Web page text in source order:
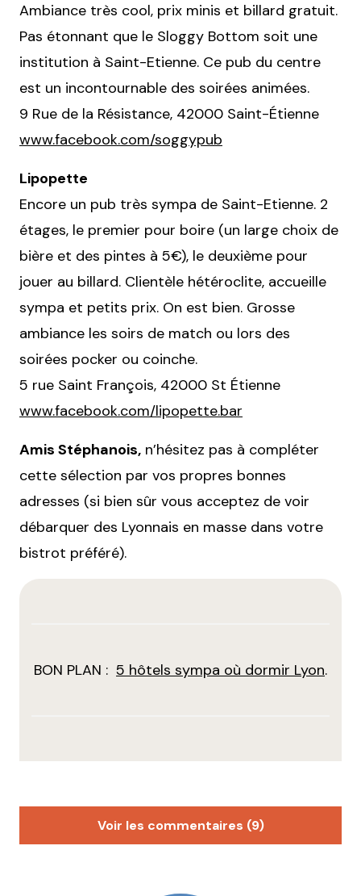
Ambiance très cool, prix minis et billard gratuit.
Pas étonnant que le Sloggy Bottom soit une
institution à Saint-Etienne. Ce pub du centre
est un incontournable des soirées animées.
9 Rue de la Résistance, 42000 Saint-Étienne
www.facebook.com/soggypub
Lipopette
Encore un pub très sympa de Saint-Etienne. 2
étages, le premier pour boire (un large choix de
bière et des pintes à 5€), le deuxième pour
jouer au billard. Clientèle hétéroclite, accueille
sympa et petits prix. On est bien. Grosse
ambiance les soirs de match ou lors des
soirées pocker ou coinche.
5 rue Saint François, 42000 St Étienne
www.facebook.com/lipopette.bar
Amis Stéphanois, n’hésitez pas à compléter
cette sélection par vos propres bonnes
adresses (si bien sûr vous acceptez de voir
débarquer des Lyonnais en masse dans votre
bistrot préféré).
BON PLAN : 5 hôtels sympa où dormir Lyon.
Voir les commentaires (9)